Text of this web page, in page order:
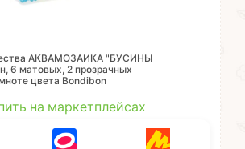
АКВАМОЗАИКА "БУСИНЫ
6 матовых, 2 прозрачных
цвета Bondibon
на маркетплейсах